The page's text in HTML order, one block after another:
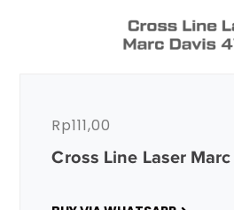
Cross Line Laser
Rp111,00